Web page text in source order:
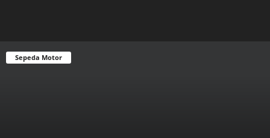
Sepeda Motor